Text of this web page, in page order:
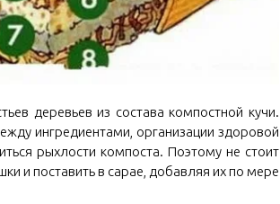
деревьев из состава компостной кучи.
ингредиентами, организации здоровой
рыхлости компоста. Поэтому не стоит
и поставить в сарае, добавляя их по мере